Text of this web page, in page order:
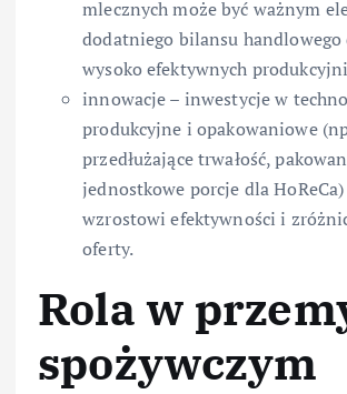
mlecznych może być ważnym
dodatniego bilansu
wysoko efektywnych
innowacje – inwestycje w
produkcyjne i opakowaniowe
przedłużające trwałość,
jednostkowe porcje dla
wzrostowi efektywności i
oferty.
Rola w
spożywczym